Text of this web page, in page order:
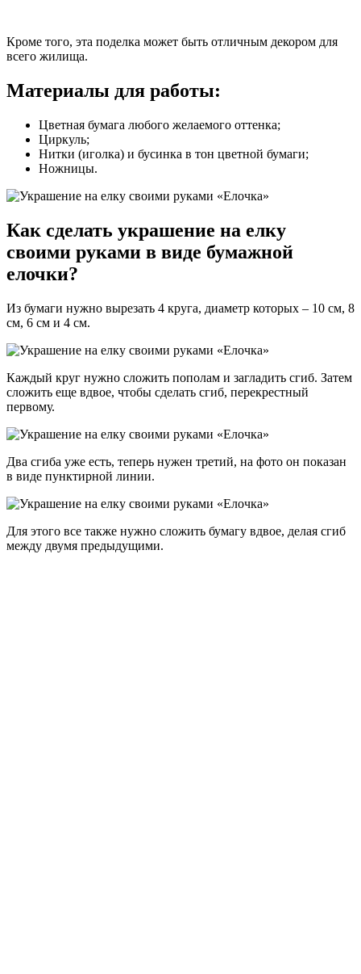
Кроме того, эта поделка может быть отличным декором для
всего жилища.
Материалы для работы:
Цветная бумага любого желаемого оттенка;
Циркуль;
Нитки (иголка) и бусинка в тон цветной бумаги;
Ножницы.
Как сделать украшение на елку
своими руками в виде бумажной
елочки?
Из бумаги нужно вырезать 4 круга, диаметр которых – 10 см, 8
см, 6 см и 4 см.
Каждый круг нужно сложить пополам и загладить сгиб. Затем
сложить еще вдвое, чтобы сделать сгиб, перекрестный
первому.
Два сгиба уже есть, теперь нужен третий, на фото он показан
в виде пунктирной линии.
Для этого все также нужно сложить бумагу вдвое, делая сгиб
между двумя предыдущими.